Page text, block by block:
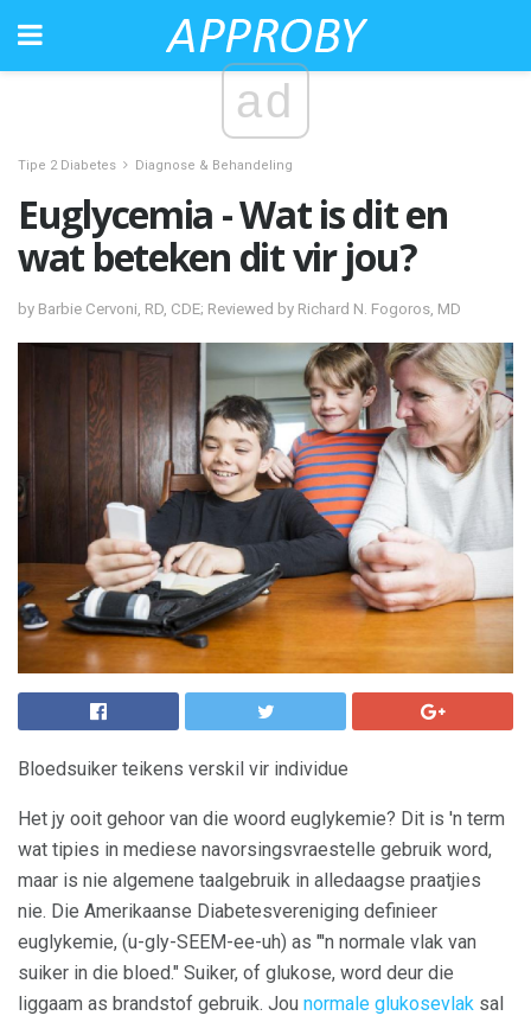
ad
Tipe 2 Diabetes Diagnose & Behandeling
Euglycemia - Wat is dit en
wat beteken dit vir jou?
by Barbie Cervoni, RD, CDE; Reviewed by Richard N. Fogoros, MD
Bloedsuiker teikens verskil vir individue
Het jy ooit gehoor van die woord euglykemie? Dit is 'n term
wat tipies in mediese navorsingsvraestelle gebruik word,
maar is nie algemene taalgebruik in alledaagse praatjies
nie. Die Amerikaanse Diabetesvereniging definieer
euglykemie, (u-gly-SEEM-ee-uh) as "'n normale vlak van
suiker in die bloed." Suiker, of glukose, word deur die
liggaam as brandstof gebruik. Jou normale glukosevlak sal